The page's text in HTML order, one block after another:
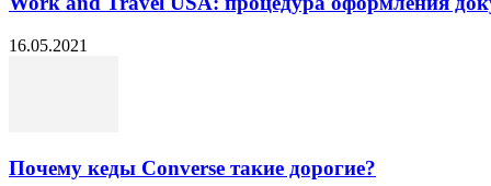
16.05.2021
Почему кеды Converse такие дорогие?